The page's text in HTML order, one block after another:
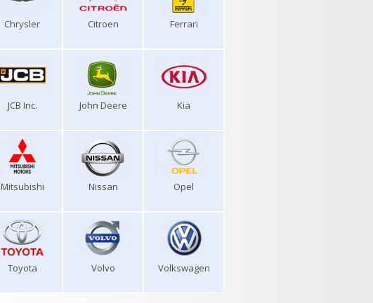
Chrysler Citroen Ferrari
JCB Inc. John Deere Kia
Mitsubishi Nissan Opel
Toyota Volvo Volkswagen